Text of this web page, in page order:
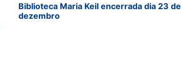
Biblioteca Maria Keil encerrada dia 23 de
dezembro